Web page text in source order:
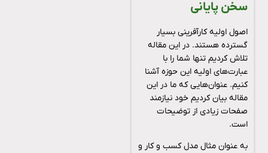
سخن پایانی
اصول اولیه کارآفرینی بسیار
گسترده هستند. در این مقاله
تلاش کردیم تنها شما را با
عبارت‌های اولیه این حوزه آشنا
کنیم. عنوان‌هایی که ما در این
مقاله بیان کردیم خود نیازمند
صفحات زیادی از توضیحات
است.
به عنوان مثال مدل کسب و کار و